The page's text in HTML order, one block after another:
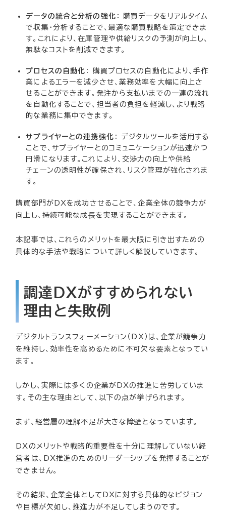
データの統合と分析の強化 ： 購買データをリアルタイム
で収集・分析することで、最適な購買戦略を策定できま
す。これにより、在庫管理や供給リスクの予測が向上し、
無駄なコストを削減できます。
プロセスの自動化 ： 購買プロセスの自動化により、手作
業によるエラーを減少させ、業務効率を大幅に向上さ
せることができます。発注から支払いまでの一連の流れ
を自動化することで、担当者の負担を軽減し、より戦略
的な業務に集中できます。
サプライヤーとの連携強化 ： デジタルツールを活用する
ことで、サプライヤーとのコミュニケーションが迅速かつ
円滑になります。これにより、交渉力の向上や供給
チェーンの透明性が確保され、リスク管理が強化されま
す。
購買部門がDXを成功させることで、企業全体の競争力が
向上し、持続可能な成長を実現することができます。
本記事では、これらのメリットを最大限に引き出すための
具体的な手法や戦略について詳しく解説していきます。
調達DXがすすめられない
理由と失敗例
デジタルトランスフォーメーション（DX）は、企業が競争力
を維持し、効率性を高めるために不可欠な要素となってい
ます。
しかし、実際には多くの企業がDXの推進に苦労していま
す。その主な理由として、以下の点が挙げられます。
まず、経営層の理解不足が大きな障壁となっています。
DXのメリットや戦略的重要性を十分に理解していない経
営者は、DX推進のためのリーダーシップを発揮することが
できません。
その結果、企業全体としてDXに対する具体的なビジョン
や目標が欠如し、推進力が不足してしまうのです。